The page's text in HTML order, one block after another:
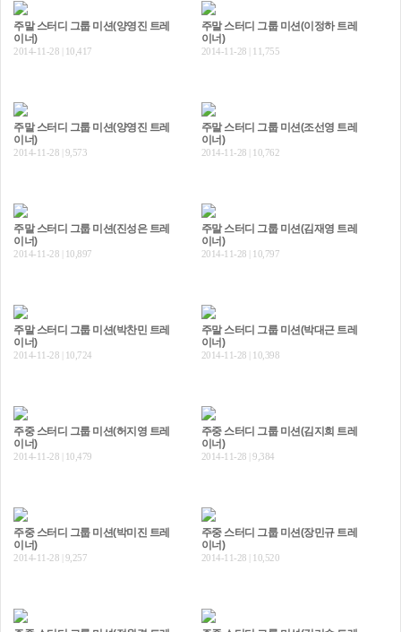
주말 스터디 그룹 미션(양영진 트레
이너)
2014-11-28 | 10,417
주말 스터디 그룹 미션(이정하 트레
이너)
2014-11-28 | 11,755
주말 스터디 그룹 미션(양영진 트레
이너)
2014-11-28 | 9,573
주말 스터디 그룹 미션(조선영 트레
이너)
2014-11-28 | 10,762
주말 스터디 그룹 미션(진성은 트레
이너)
2014-11-28 | 10,897
주말 스터디 그룹 미션(김재영 트레
이너)
2014-11-28 | 10,797
주말 스터디 그룹 미션(박찬민 트레
이너)
2014-11-28 | 10,724
주말 스터디 그룹 미션(박대근 트레
이너)
2014-11-28 | 10,398
주중 스터디 그룹 미션(허지영 트레
이너)
2014-11-28 | 10,479
주중 스터디 그룹 미션(김지희 트레
이너)
2014-11-28 | 9,384
주중 스터디 그룹 미션(박미진 트레
이너)
2014-11-28 | 9,257
주중 스터디 그룹 미션(장민규 트레
이너)
2014-11-28 | 10,520